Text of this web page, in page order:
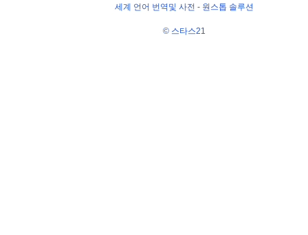
세계 언어 번역및 사전 - 원스톱 솔루션
© 스타스21